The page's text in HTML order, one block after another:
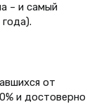
– и самый
от
и достоверно